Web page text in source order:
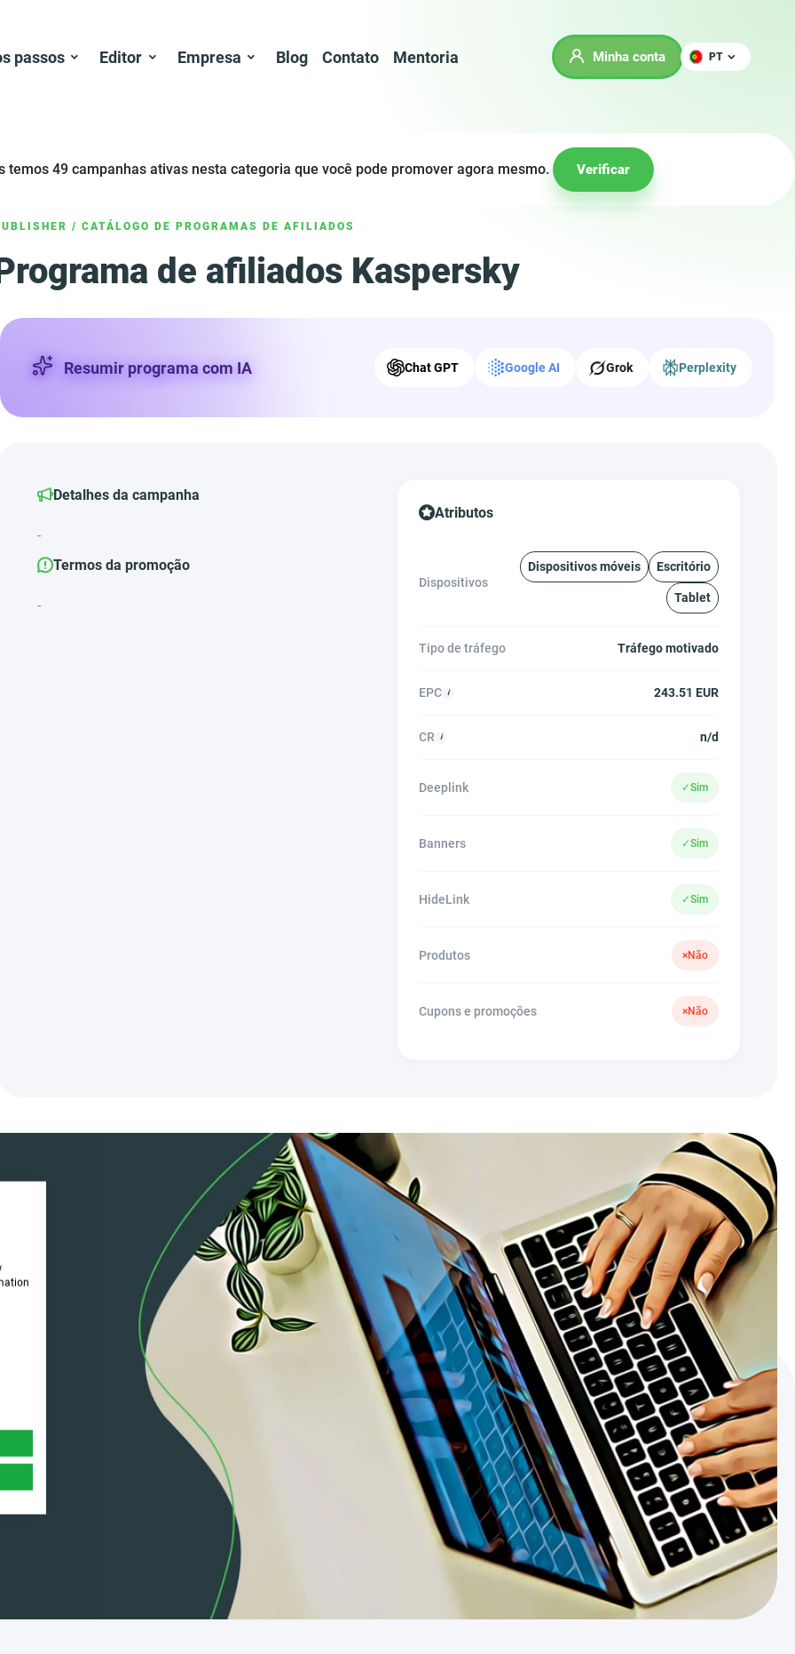
passos Editor Empresa Blog Contato Mentoria Minha conta PT
temos 49 campanhas ativas nesta categoria que você pode promover agora mesmo. Verificar
/ CATÁLOGO DE PROGRAMAS DE AFILIADOS
de afiliados Kaspersky
Resumir programa com IA Chat GPT Google AI Grok Perplexity
Detalhes da campanha
-
Termos da promoção
-
Atributos
Dispositivos
Dispositivos móveis Escritório
Tablet
Tipo de tráfego Tráfego motivado
EPC 243.51 EUR
CR n/d
Deeplink ✓Sim
Banners ✓Sim
HideLink ✓Sim
Produtos ×Não
Cupons e promoções ×Não